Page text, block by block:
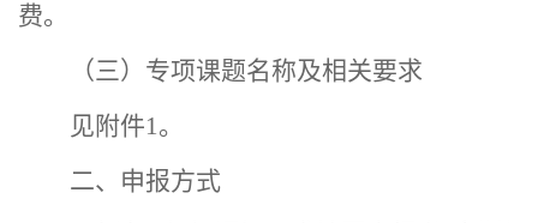
费。
（三）专项课题名称及相关要求
见附件1。
二、 申报方式